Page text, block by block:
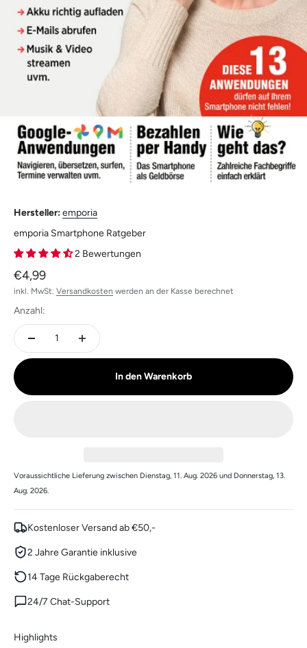
Hersteller:emporia
emporia Smartphone Ratgeber
2 Bewertungen
Angebot
€4,99
inkl. MwSt. Versandkosten werden an der Kasse berechnet
Anzahl:
In den Warenkorb
Voraussichtliche Lieferung zwischen Dienstag, 11. Aug. 2026 und Donnerstag, 13.
Aug. 2026.
Kostenloser Versand ab €50,-
2 Jahre Garantie inklusive
14 Tage Rückgaberecht
24/7 Chat-Support
Highlights